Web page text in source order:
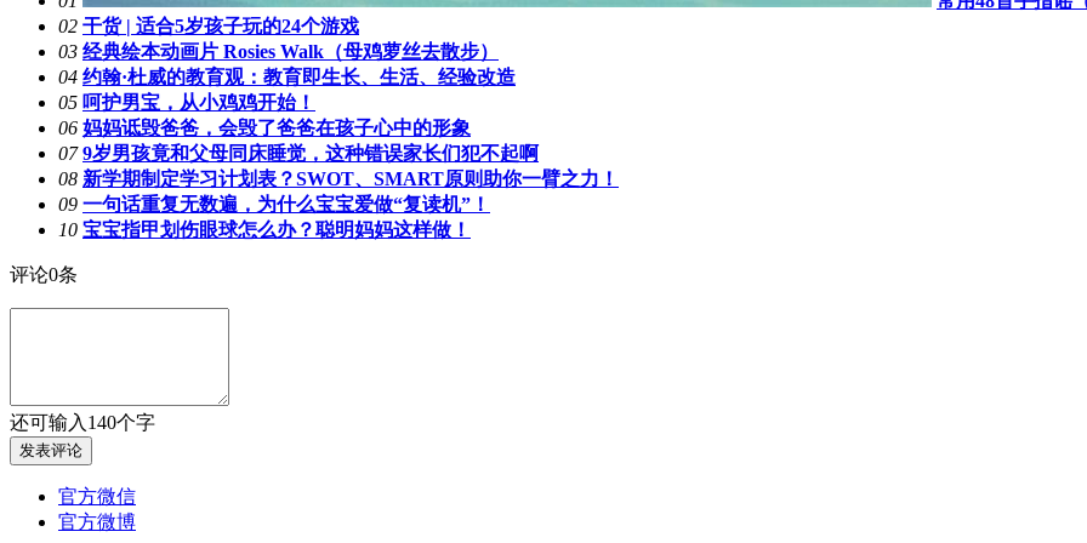
02 干货 | 适合5岁孩子玩的24个游戏
03 经典绘本动画片 Rosies Walk（母鸡萝丝去散步）
04 约翰·杜威的教育观：教育即生长、生活、经验改造
05 呵护男宝，从小鸡鸡开始！
06 妈妈诋毁爸爸，会毁了爸爸在孩子心中的形象
07 9岁男孩竟和父母同床睡觉，这种错误家长们犯不起啊
08 新学期制定学习计划表？SWOT、SMART原则助你一臂之力！
09 一句话重复无数遍，为什么宝宝爱做“复读机”！
10 宝宝指甲划伤眼球怎么办？聪明妈妈这样做！
评论0条
还可输入140个字
官方微信
官方微博